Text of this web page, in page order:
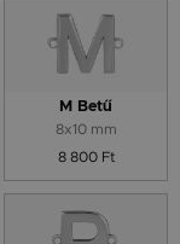
M Betű
8x10 mm
8 800 Ft